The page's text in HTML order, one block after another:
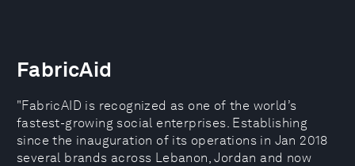
FabricAid
"FabricAID is recognized as one of the world’s
fastest-growing social enterprises. Establishing
since the inauguration of its operations in Jan 2018
several brands across Lebanon, Jordan and now